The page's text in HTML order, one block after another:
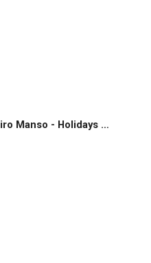
Quinta do Pinheiro Manso - Holidays Villa - Marinha Beach